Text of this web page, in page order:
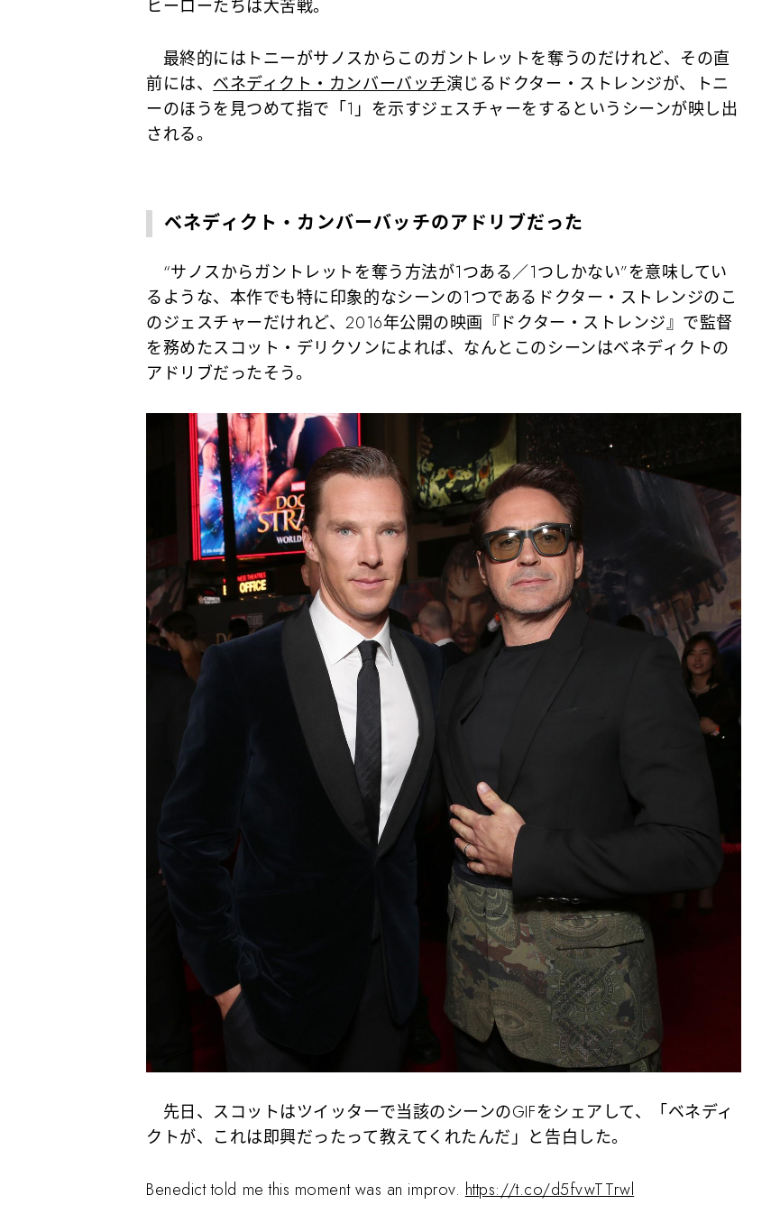
ヒーローたちは大苦戦。
最終的にはトニーがサノスからこのガントレットを奪うのだけれど、その直
前には、 ベネディクト・カンバーバッチ演じるドクター・ストレンジが、トニ
ーのほうを見つめて指で「1」を示すジェスチャーをするというシーンが映し出
される。
ベネディクト・カンバーバッチのアドリブだった
“サノスからガントレットを奪う方法が1つある／1つしかない”を意味してい
るような、本作でも特に印象的なシーンの1つであるドクター・ストレンジのこ
のジェスチャーだけれど、2016年公開の映画『ドクター・ストレンジ』で監督
を務めたスコット・デリクソンによれば、なんとこのシーンはベネディクトの
アドリブだったそう。
先日、スコットはツイッターで当該のシーンのGIFをシェアして、「ベネディ
クトが、これは即興だったって教えてくれたんだ」と告白した。
Benedict told me this moment was an improv. https://t.co/d5fvwTTrwl